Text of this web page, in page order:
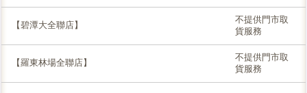
【碧潭大全聯店】
不提供門市取
貨服務
【羅東林場全聯店】
不提供門市取
貨服務